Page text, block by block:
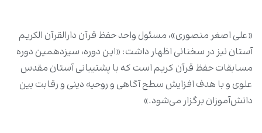
«علی اصغر منصوری»، مسئول واحد حفظ قرآن دارالقرآن الکریم
آستان نیز در سخنانی اظهار داشت: «این دوره، سیزدهمین دوره
مسابقات حفظ قرآن کریم است که با پشتیبانی آستان مقدس
علوی و با هدف افزایش سطح آگاهی و روحیه دینی و رقابت بین
دانش‌آموزان برگزار می‌شود.»